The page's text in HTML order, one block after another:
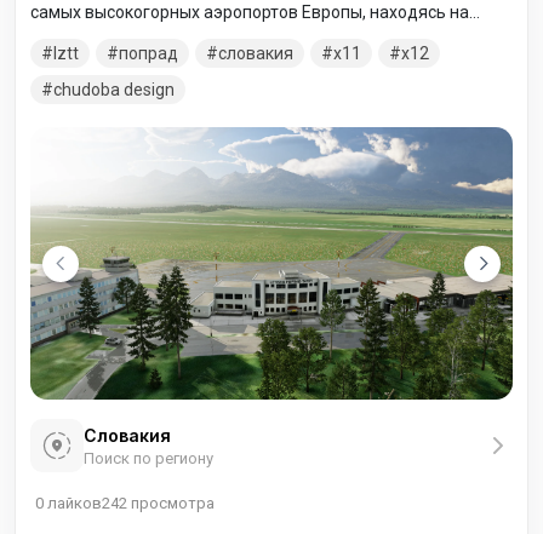
самых высокогорных аэропортов Европы, находясь на
чем Аэропорт Инсбрука в Австрии, но на 989 м ниже, чем
Аэропорт Самедан в Швейцарии. Добавлена
архиве версии для двух симуляторов.
lztt попрад словакия x11
x12
chudoba design
Словакия
Поиск по региону
0 лайков242 просмотра